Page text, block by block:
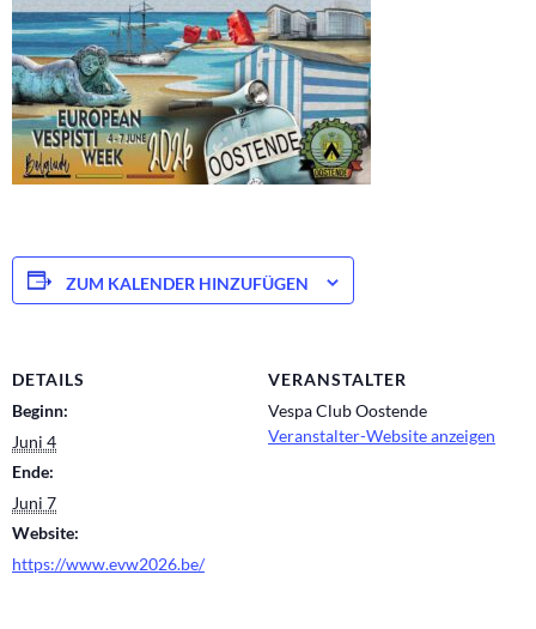
ZUM KALENDER HINZUFÜGEN
DETAILS
Beginn:
Juni 4
Ende:
Juni 7
Website:
https://www.evw2026.be/
VERANSTALTER
Vespa Club Oostende
Veranstalter-Website anzeigen